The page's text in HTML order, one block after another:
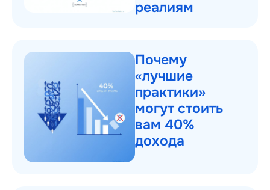
реалиям
Почему
«лучшие
практики»
могут стоить
вам 40%
дохода